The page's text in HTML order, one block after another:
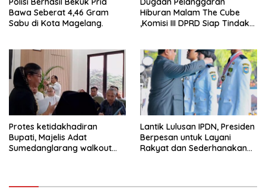
Bawa Seberat 4,46 Gram
Sabu di Kota Magelang.
Hiburan Malam The Cube
,Komisi III DPRD Siap Tindak
Protes ketidakhadiran
Bupati, Majelis Adat
Sumedanglarang walkout
Lantik Lulusan IPDN, Presiden
Berpesan untuk Layani
Rakyat dan Sederhanakan